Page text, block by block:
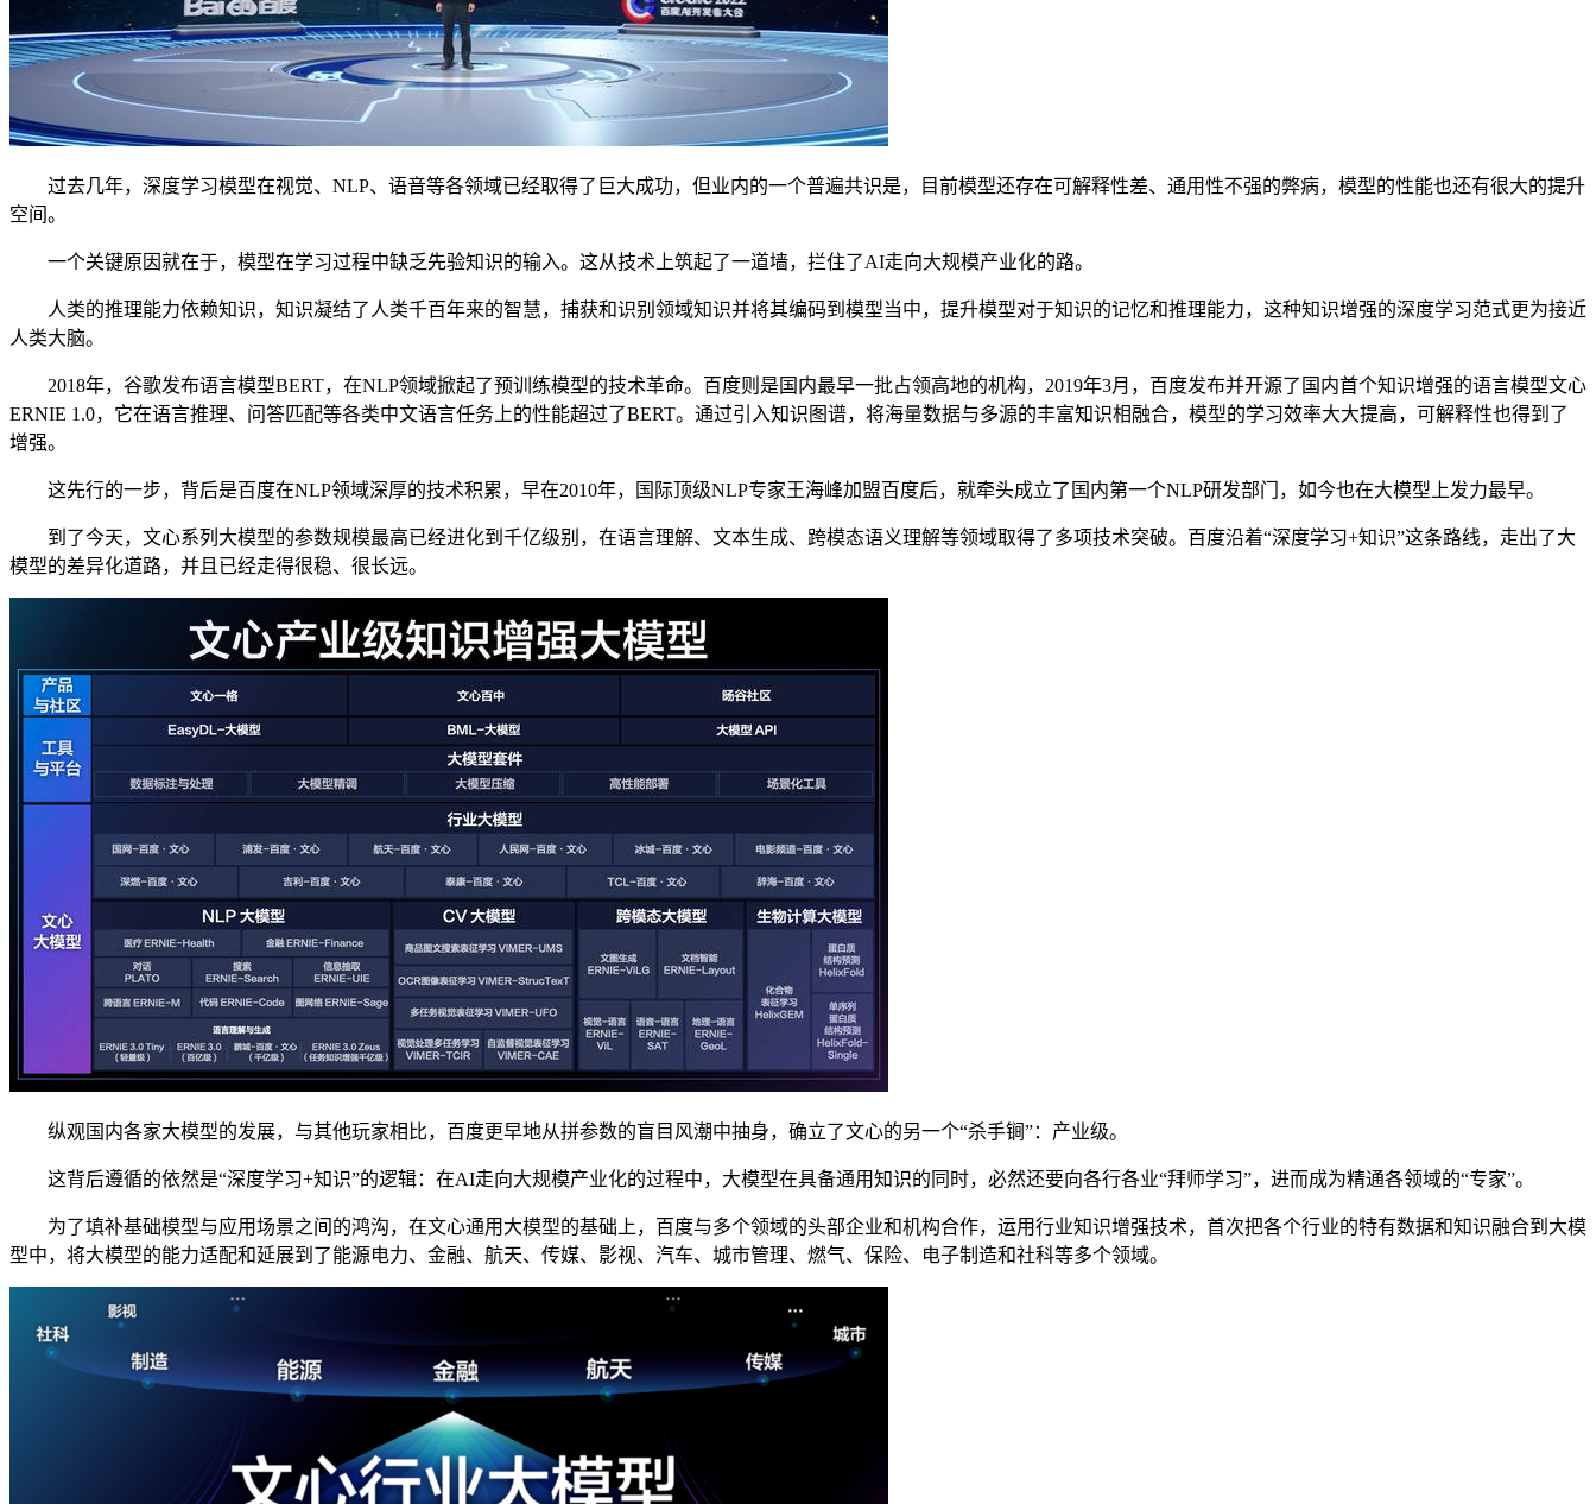
过去几年，深度学习模型在视觉、NLP、语音等各领域已经取得了巨大成功，但业内的一个普遍共识是，目前模型还存在可解释性差、通用性不强的弊病，模型的性能也还有很大的提升
空间。
一个关键原因就在于，模型在学习过程中缺乏先验知识的输入。这从技术上筑起了一道墙，拦住了AI走向大规模产业化的路。
人类的推理能力依赖知识，知识凝结了人类千百年来的智慧，捕获和识别领域知识并将其编码到模型当中，提升模型对于知识的记忆和推理能力，这种知识增强的深度学习范式更为接近
人类大脑。
2018年，谷歌发布语言模型BERT，在NLP领域掀起了预训练模型的技术革命。百度则是国内最早一批占领高地的机构，2019年3月，百度发布并开源了国内首个知识增强的语言模型文心
ERNIE 1.0，它在语言推理、问答匹配等各类中文语言任务上的性能超过了BERT。通过引入知识图谱，将海量数据与多源的丰富知识相融合，模型的学习效率大大提高，可解释性也得到了
增强。
这先行的一步，背后是百度在NLP领域深厚的技术积累，早在2010年，国际顶级NLP专家王海峰加盟百度后，就牵头成立了国内第一个NLP研发部门，如今也在大模型上发力最早。
到了今天，文心系列大模型的参数规模最高已经进化到千亿级别，在语言理解、文本生成、跨模态语义理解等领域取得了多项技术突破。百度沿着“深度学习+知识”这条路线，走出了大
模型的差异化道路，并且已经走得很稳、很长远。
纵观国内各家大模型的发展，与其他玩家相比，百度更早地从拼参数的盲目风潮中抽身，确立了文心的另一个“杀手锏”：产业级。
这背后遵循的依然是“深度学习+知识”的逻辑：在AI走向大规模产业化的过程中，大模型在具备通用知识的同时，必然还要向各行各业“拜师学习”，进而成为精通各领域的“专家”。
为了填补基础模型与应用场景之间的鸿沟，在文心通用大模型的基础上，百度与多个领域的头部企业和机构合作，运用行业知识增强技术，首次把各个行业的特有数据和知识融合到大模
型中，将大模型的能力适配和延展到了能源电力、金融、航天、传媒、影视、汽车、城市管理、燃气、保险、电子制造和社科等多个领域。